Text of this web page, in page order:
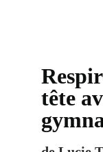
tête